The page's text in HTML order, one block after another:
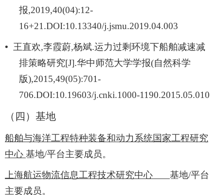
报,2019,40(04):12-
16+21.DOI:10.13340/j.jsmu.2019.04.003
• 王直欢,李霞蔚,杨斌.运力过剩环境下船舶减速减
排策略研究[J].华中师范大学学报(自然科学
版),2015,49(05):701-
706.DOI:10.19603/j.cnki.1000-1190.2015.05.010
（四）基地
船舶与海洋工程特种装备和动力系统国家工程研究
中心 基地/平台主要成员。
上海航运物流信息工程技术研究中心 基地/平台
主要成员。